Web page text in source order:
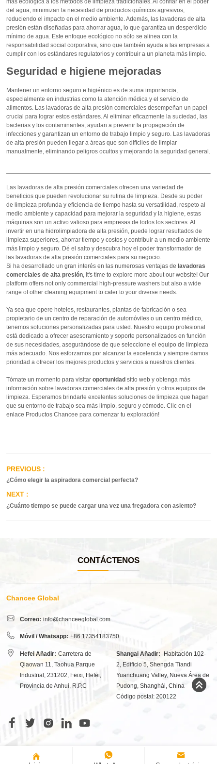
del agua, minimizan la necesidad de productos químicos agresivos,
reduciendo el impacto en el medio ambiente. Además, las lavadoras de alta
presión están diseñadas para ahorrar agua, lo que garantiza un desperdicio
mínimo de agua. Este enfoque ecológico no sólo se alinea con la
responsabilidad social corporativa, sino que también ayuda a las empresas a
cumplir con los estándares regulatorios y contribuir a un planeta más limpio.
Seguridad e higiene mejoradas
Mantener un entorno seguro e higiénico es de suma importancia,
especialmente en industrias como la atención médica y el servicio de
alimentos. Las lavadoras de alta presión comerciales desempeñan un papel
crucial para lograr estos estándares. Al eliminar eficazmente la suciedad, las
bacterias y los contaminantes, ayudan a prevenir la propagación de
infecciones y garantizan un entorno de trabajo limpio y seguro. Las lavadoras
de alta presión pueden llegar a áreas que son difíciles de limpiar
manualmente, eliminando peligros ocultos y mejorando la seguridad general.
Las lavadoras de alta presión comerciales ofrecen una variedad de
beneficios que pueden revolucionar su rutina de limpieza. Desde su poder
de limpieza profunda y eficiencia de tiempo hasta su versatilidad, respeto al
medio ambiente y capacidad para mejorar la seguridad y la higiene, estas
máquinas son un activo valioso para empresas de todos los sectores. Al
invertir en una hidrolimpiadora de alta presión, puede lograr resultados de
limpieza superiores, ahorrar tiempo y costos y contribuir a un medio ambiente
más limpio y seguro. Dé el salto y descubra hoy el poder transformador de
las lavadoras de alta presión comerciales para su negocio.
Si ha desarrollado un gran interés en las numerosas ventajas delavadoras
comerciales de alta presión , it's time to explore more about our website! Our
platform offers not only commercial high-pressure washers but also a wide
range of other cleaning equipment to cater to your diverse needs.
Ya sea que opere hoteles, restaurantes, plantas de fabricación o sea
propietario de un centro de reparación de automóviles o un centro médico,
tenemos soluciones personalizadas para usted. Nuestro equipo profesional
está dedicado a ofrecer asesoramiento y soporte personalizados en función
de sus necesidades, asegurándose de que seleccione el equipo de limpieza
más adecuado. Nos esforzamos por alcanzar la excelencia y siempre damos
prioridad a ofrecer los mejores productos y servicios a nuestros clientes.
Tómate un momento para visitaroportunidad sitio web y obtenga más
información sobre lavadoras comerciales de alta presión y otros equipos de
limpieza. Esperamos brindarle excelentes soluciones de limpieza que hagan
que su entorno de trabajo sea más limpio, seguro y cómodo. Clic en el
enlace Productos Chancee para comenzar tu exploración!
¿Cómo elegir la aspiradora comercial perfecta?
¿Cuánto tiempo se puede cargar una vez una fregadora con asiento?
CONTÁCTENOS
Chancee Global
Correo: info@chanceeglobal.com
Móvil / Whatsapp: +86 17354183750
Hefei Añadir: Carretera de
Qiaowan 11, Taohua Parque
Industrial, 231202, Feixi, Hefei,
Provincia de Anhui, R.P.C
Shangai Añadir:
Habitación 102-
2, Edificio 5, Shengda Tiandi
Yuanchuang Valley, Nueva Área de
Pudong, Shanghái, China
Código postal: 200122